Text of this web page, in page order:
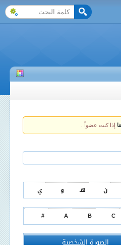
إذا كنت عضواً .
ن هـ و ي
# A B C
الصورة الشخصية